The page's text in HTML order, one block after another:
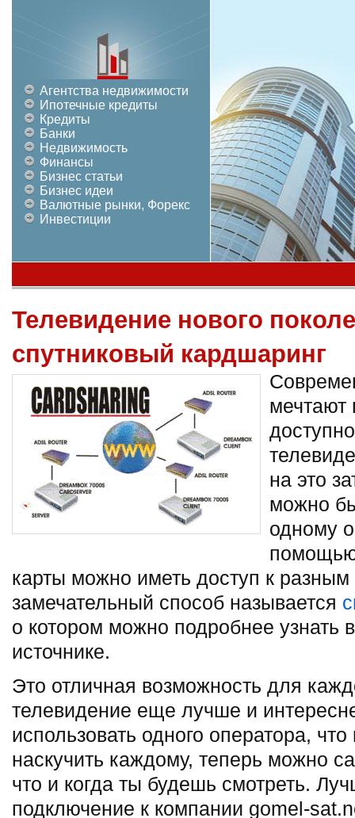
Агентства недвижимости
Ипотечные кредиты
Кредиты
Банки
Недвижимость
Финансы
Бизнес статьи
Бизнес идеи
Валютные рынки, Форекс
Инвестиции
Телевидение нового
спутниковый кардшаринг
мечтают
на это
можно
одному
карты можно иметь доступ к
замечательный способ называется
о котором можно подробнее узнать
источнике.
Это отличная возможность для
телевидение еще лучше и
использовать одного оператора,
наскучить каждому, теперь можно
что и когда ты будешь смотреть.
подключение к компании gomel-